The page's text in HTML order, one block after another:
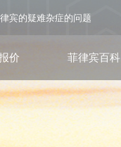
宾的疑难杂症的问题
价 菲律宾百科